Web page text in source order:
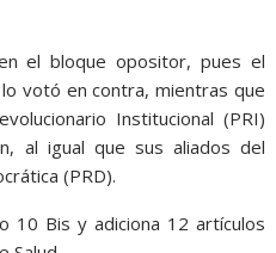
el bloque opositor, pues el
votó en contra, mientras que
Institucional (PRI)
al igual que sus aliados del
(PRD).
10 Bis y adiciona 12 artículos